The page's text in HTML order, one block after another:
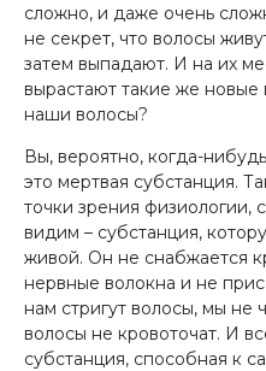
сложно, и даже очень
не секрет, что волосы
затем выпадают. И на их
вырастают такие же
наши волосы?
Вы, вероятно, когда-
это мертвая субстанция.
точки зрения физиологии,
видим – субстанция,
живой. Он не снабжается
нервные волокна и не
нам стригут волосы, мы не
волосы не кровоточат. И
субстанция, способная к